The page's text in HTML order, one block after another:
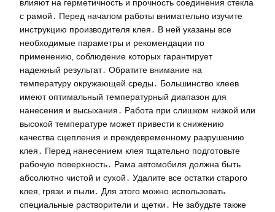
влияют на герметичность и прочность соединения стекла
с рамой․ Перед началом работы внимательно изучите
инструкцию производителя клея․ В ней указаны все
необходимые параметры и рекомендации по
применению‚ соблюдение которых гарантирует
надежный результат․ Обратите внимание на
температуру окружающей среды․ Большинство клеев
имеют оптимальный температурный диапазон для
нанесения и высыхания․ Работа при слишком низкой или
высокой температуре может привести к снижению
качества сцепления и преждевременному разрушению
клея․ Перед нанесением клея тщательно подготовьте
рабочую поверхность․ Рама автомобиля должна быть
абсолютно чистой и сухой․ Удалите все остатки старого
клея‚ грязи и пыли․ Для этого можно использовать
специальные растворители и щетки․ Не забудьте также